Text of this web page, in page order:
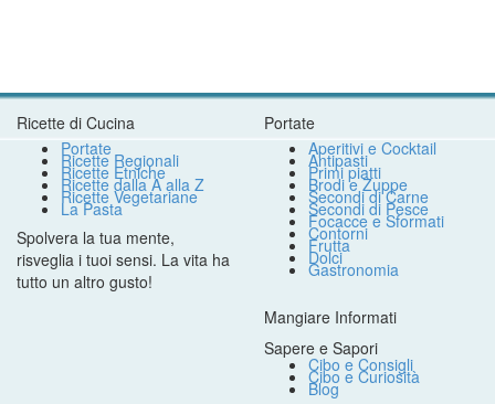
Ricette di Cucina
Portate
Ricette Regionali
Ricette Etniche
Ricette dalla A alla Z
Ricette Vegetariane
La Pasta
Spolvera la tua mente,
risveglia i tuoi sensi. La vita ha
tutto un altro gusto!
Portate
Aperitivi e Cocktail
Antipasti
Primi piatti
Brodi e Zuppe
Secondi di Carne
Secondi di Pesce
Focacce e Sformati
Contorni
Frutta
Dolci
Gastronomia
Mangiare Informati
Sapere e Sapori
Cibo e Consigli
Cibo e Curiosità
Blog